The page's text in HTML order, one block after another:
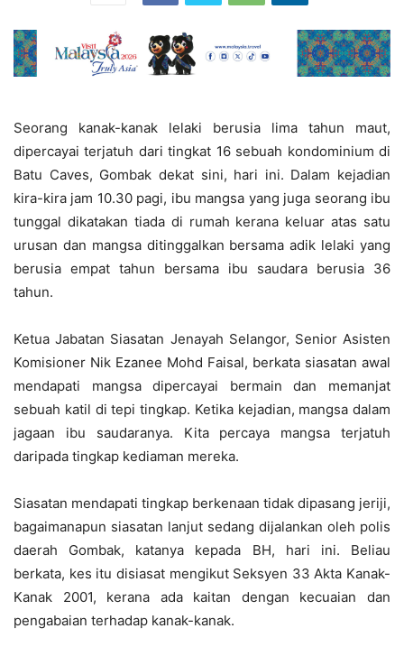
Seorang kanak-kanak lelaki berusia lima tahun maut,
dipercayai terjatuh dari tingkat 16 sebuah kondominium di
Batu Caves, Gombak dekat sini, hari ini. Dalam kejadian
kira-kira jam 10.30 pagi, ibu mangsa yang juga seorang ibu
tunggal dikatakan tiada di rumah kerana keluar atas satu
urusan dan mangsa ditinggalkan bersama adik lelaki yang
berusia empat tahun bersama ibu saudara berusia 36
tahun.
Ketua Jabatan Siasatan Jenayah Selangor, Senior Asisten
Komisioner Nik Ezanee Mohd Faisal, berkata siasatan awal
mendapati mangsa dipercayai bermain dan memanjat
sebuah katil di tepi tingkap. Ketika kejadian, mangsa dalam
jagaan ibu saudaranya. Kita percaya mangsa terjatuh
daripada tingkap kediaman mereka.
Siasatan mendapati tingkap berkenaan tidak dipasang jeriji,
bagaimanapun siasatan lanjut sedang dijalankan oleh polis
daerah Gombak, katanya kepada BH, hari ini. Beliau
berkata, kes itu disiasat mengikut Seksyen 33 Akta Kanak-
Kanak 2001, kerana ada kaitan dengan kecuaian dan
pengabaian terhadap kanak-kanak.